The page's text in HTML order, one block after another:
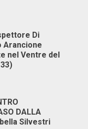
Di
Arancione
nel Ventre del
DALLA
Silvestri